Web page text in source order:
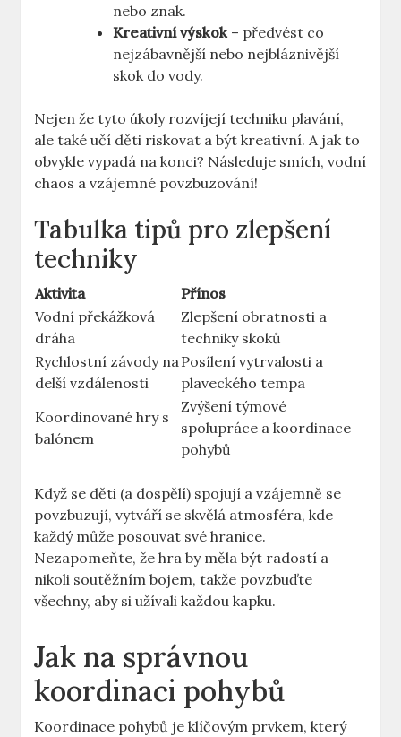
nebo znak.
Kreativní výskok– předvést co
nejzábavnější nebo nejbláznivější
skok do vody.
Nejen že tyto úkoly rozvíjejí techniku plavání,
ale také učí děti riskovat a být kreativní. A jak to
obvykle vypadá na konci? Následuje smích, vodní
chaos a vzájemné povzbuzování!
Tabulka tipů pro zlepšení
techniky
Aktivita
Přínos
Vodní překážková
dráha
Zlepšení obratnosti a
techniky skoků
Rychlostní závody na
delší vzdálenosti
Posílení vytrvalosti a
plaveckého tempa
Koordinované hry s
balónem
Zvýšení týmové
spolupráce a koordinace
pohybů
Když se děti (a dospělí) spojují a vzájemně se
povzbuzují, vytváří se skvělá atmosféra, kde
každý může posouvat své hranice.
Nezapomeňte, že hra by měla být radostí a
nikoli soutěžním bojem, takže povzbuďte
všechny, aby si užívali každou kapku.
Jak na správnou
koordinaci pohybů
Koordinace pohybů je klíčovým prvkem, který